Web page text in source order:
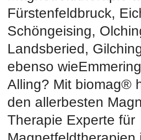
Fürstenfeldbruck,
Schöngeising,
Landsberied,
ebenso
Alling? Mit biomag®
den allerbesten
Therapie Experte für